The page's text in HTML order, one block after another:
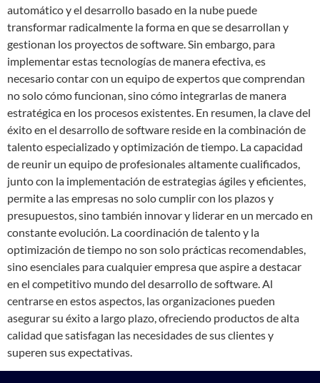
automático y el desarrollo basado en la nube puede
transformar radicalmente la forma en que se desarrollan y
gestionan los proyectos de software. Sin embargo, para
implementar estas tecnologías de manera efectiva, es
necesario contar con un equipo de expertos que comprendan
no solo cómo funcionan, sino cómo integrarlas de manera
estratégica en los procesos existentes. En resumen, la clave del
éxito en el desarrollo de software reside en la combinación de
talento especializado y optimización de tiempo. La capacidad
de reunir un equipo de profesionales altamente cualificados,
junto con la implementación de estrategias ágiles y eficientes,
permite a las empresas no solo cumplir con los plazos y
presupuestos, sino también innovar y liderar en un mercado en
constante evolución. La coordinación de talento y la
optimización de tiempo no son solo prácticas recomendables,
sino esenciales para cualquier empresa que aspire a destacar
en el competitivo mundo del desarrollo de software. Al
centrarse en estos aspectos, las organizaciones pueden
asegurar su éxito a largo plazo, ofreciendo productos de alta
calidad que satisfagan las necesidades de sus clientes y
superen sus expectativas.